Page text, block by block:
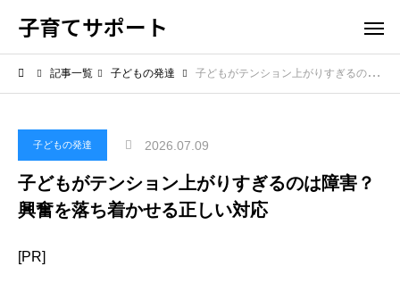
子育てサポート
記事一覧 子どもの発達 子どもがテンション上がりすぎるのは障害？興奮を落ち着かせる正しい対応
子どもの発達 2026.07.09
子どもがテンション上がりすぎるのは障害？
興奮を落ち着かせる正しい対応
[PR]